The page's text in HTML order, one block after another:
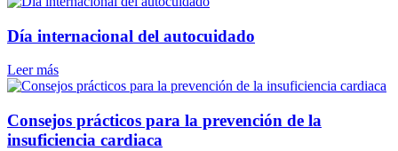
Día internacional del autocuidado
Leer más
Consejos prácticos para la prevención de la
insuficiencia cardiaca